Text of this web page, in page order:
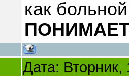
как
ПОНИМАЕТ
Дата: